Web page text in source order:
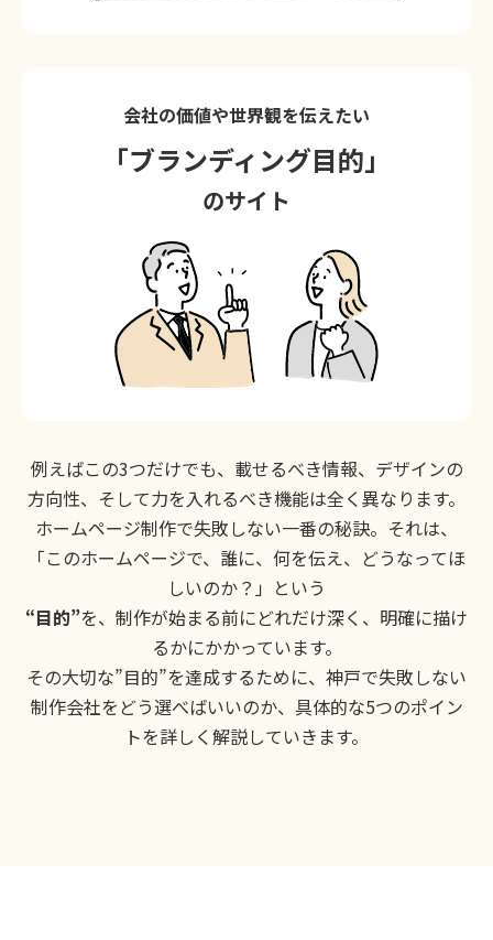
会社の価値や世界観を伝えたい
「ブランディング目的」
のサイト
例えばこの3つだけでも、載せるべき情報、デザインの
方向性、そして力を入れるべき機能は全く異なります。
ホームページ制作で失敗しない一番の秘訣。それは、
「このホームページで、誰に、何を伝え、どうなってほ
しいのか？」という
“目的”を、制作が始まる前にどれだけ深く、明確に描け
るかにかかっています。
その大切な”目的”を達成するために、神戸で失敗しない
制作会社をどう選べばいいのか、具体的な5つのポイン
トを詳しく解説していきます。